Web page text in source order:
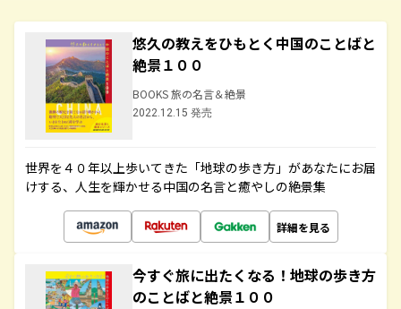
悠久の教えをひもとく中国のことばと
絶景１００
BOOKS 旅の名言＆絶景
2022.12.15 発売
世界を４０年以上歩いてきた「地球の歩き方」があなたにお届
けする、人生を輝かせる中国の名言と癒やしの絶景集
詳細を見る
今すぐ旅に出たくなる！地球の歩き方
のことばと絶景１００